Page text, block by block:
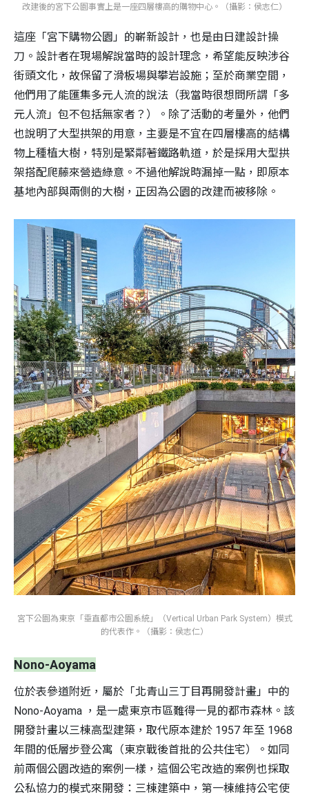
改建後的宮下公園事實上是一座四層樓高的購物中心。（攝影：侯志仁）
這座「宮下購物公園」的嶄新設計，也是由日建設計操
刀。設計者在現場解說當時的設計理念，希望能反映涉谷
街頭文化，故保留了滑板場與攀岩設施；至於商業空間，
他們用了能匯集多元人流的說法（我當時很想問所謂「多
元人流」包不包括無家者？）。除了活動的考量外，他們
也說明了大型拱架的用意，主要是不宜在四層樓高的結構
物上種植大樹，特別是緊鄰著鐵路軌道，於是採用大型拱
架搭配爬藤來營造綠意。不過他解說時漏掉一點，即原本
基地內部與兩側的大樹，正因為公園的改建而被移除。
宮下公園為東京「垂直都市公園系統」（Vertical Urban Park System）模式
的代表作。（攝影：侯志仁）
Nono-Aoyama
位於表參道附近，屬於「北青山三丁目再開發計畫」中的
Nono-Aoyama ，是一處東京市區難得一見的都市森林。該
開發計畫以三棟高型建築，取代原本建於 1957 年至 1968
年間的低層步登公寓（東京戰後首批的公共住宅）。如同
前兩個公園改造的案例一樣，這個公宅改造的案例也採取
公私協力的模式來開發：三棟建築中，第一棟維持公宅使